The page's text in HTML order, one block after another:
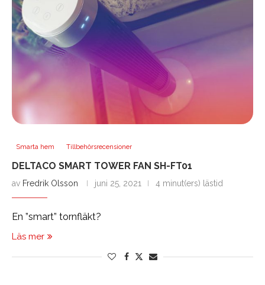
Smarta hem Tillbehörsrecensioner
DELTACO SMART TOWER FAN SH-FT01
av Fredrik Olsson juni 25, 2021 4 minut(ers) lästid
En ”smart” tornfläkt?
Läs mer